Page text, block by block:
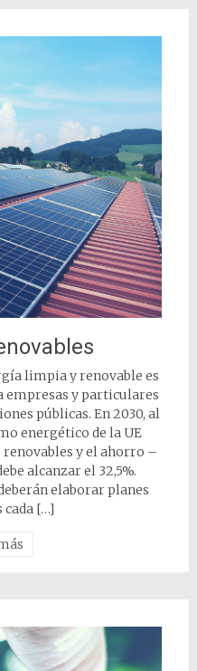
limpia y renovable es
y particulares
públicas. En 2030, al
energético de la UE
renovables y el ahorro –
alcanzar el 32,5%.
elaborar planes
cada […]